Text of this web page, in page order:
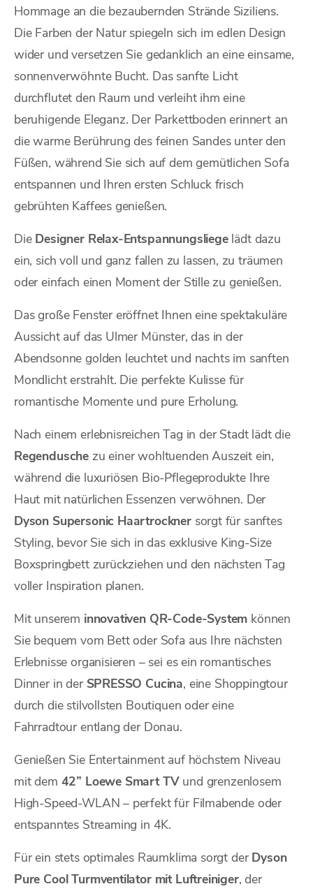
Hommage an die bezaubernden Strände Siziliens.
Die Farben der Natur spiegeln sich im edlen Design
wider und versetzen Sie gedanklich an eine einsame,
sonnenverwöhnte Bucht. Das sanfte Licht
durchflutet den Raum und verleiht ihm eine
beruhigende Eleganz. Der Parkettboden erinnert an
die warme Berührung des feinen Sandes unter den
Füßen, während Sie sich auf dem gemütlichen Sofa
entspannen und Ihren ersten Schluck frisch
gebrühten Kaffees genießen.
Die Designer Relax-Entspannungsliegelädt dazu
ein, sich voll und ganz fallen zu lassen, zu träumen
oder einfach einen Moment der Stille zu genießen.
Das große Fenster eröffnet Ihnen eine spektakuläre
Aussicht auf das Ulmer Münster, das in der
Abendsonne golden leuchtet und nachts im sanften
Mondlicht erstrahlt. Die perfekte Kulisse für
romantische Momente und pure Erholung.
Nach einem erlebnisreichen Tag in der Stadt lädt die
Regendusche zu einer wohltuenden Auszeit ein,
während die luxuriösen Bio-Pflegeprodukte Ihre
Haut mit natürlichen Essenzen verwöhnen. Der
Dyson Supersonic Haartrocknersorgt für sanftes
Styling, bevor Sie sich in das exklusive King-Size
Boxspringbett zurückziehen und den nächsten Tag
voller Inspiration planen.
Mit unserem innovativen QR-Code-System können
Sie bequem vom Bett oder Sofa aus Ihre nächsten
Erlebnisse organisieren – sei es ein romantisches
Dinner in der SPRESSO Cucina, eine Shoppingtour
durch die stilvollsten Boutiquen oder eine
Fahrradtour entlang der Donau.
Genießen Sie Entertainment auf höchstem Niveau
mit dem 42” Loewe Smart TVund grenzenlosem
High-Speed-WLAN – perfekt für Filmabende oder
entspanntes Streaming in 4K.
Für ein stets optimales Raumklima sorgt der Dyson
Pure Cool Turmventilator mit Luftreiniger, der